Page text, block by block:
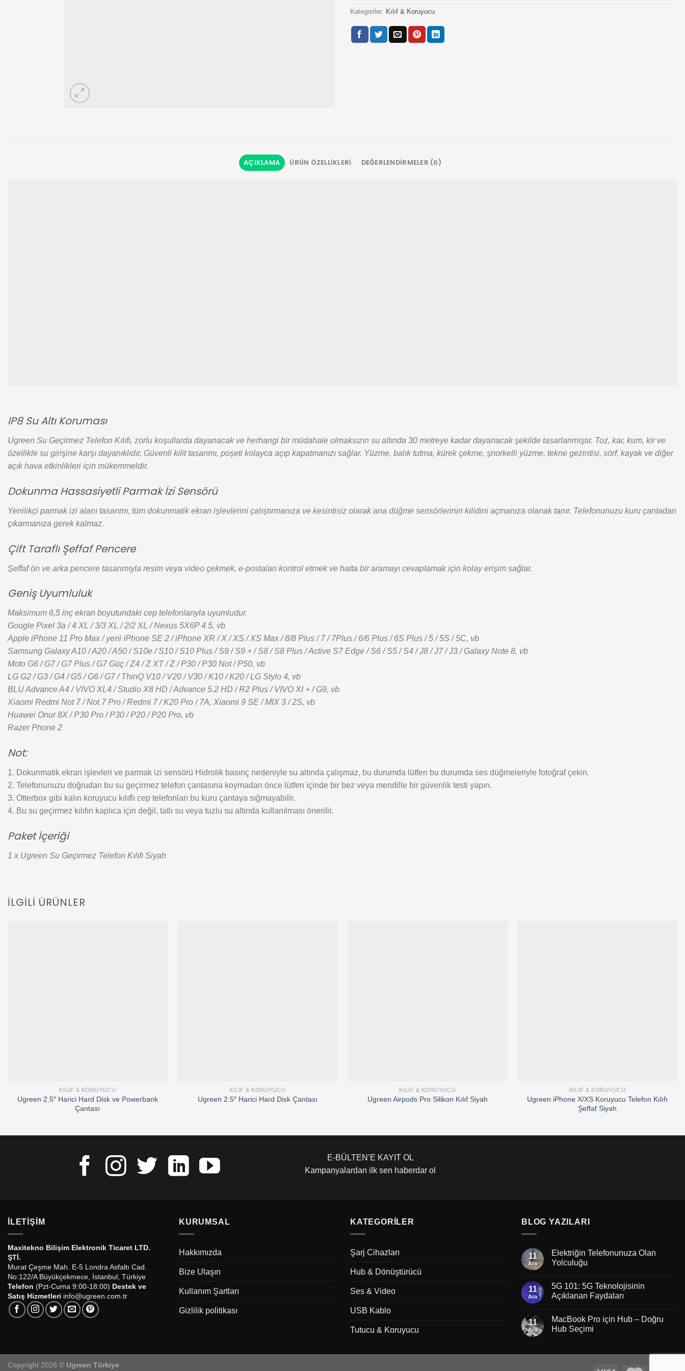
Kategoriler: Kılıf & Koruyucu
AÇIKLAMA ÜRÜN ÖZELLIKLERI DEĞERLENDIRMELER (0)
IP8 Su Altı Koruması
Ugreen Su Geçirmez Telefon Kılıfı, zorlu koşullarda dayanacak ve herhangi bir müdahale olmaksızın su altında 30 metreye kadar dayanacak şekilde tasarlanmıştır. Toz, kar, kum, kir ve
özellikle su girişine karşı dayanıklıdır. Güvenli kilit tasarımı, poşeti kolayca açıp kapatmanızı sağlar. Yüzme, balık tutma, kürek çekme, şnorkelli yüzme, tekne gezintisi, sörf, kayak ve diğer
açık hava etkinlikleri için mükemmeldir.
Dokunma Hassasiyetli Parmak İzi Sensörü
Yenilikçi parmak izi alanı tasarımı, tüm dokunmatik ekran işlevlerini çalıştırmanıza ve kesintisiz olarak ana düğme sensörlerinin kilidini açmanıza olanak tanır. Telefonunuzu kuru çantadan
çıkarmanıza gerek kalmaz.
Çift Taraflı Şeffaf Pencere
Şeffaf ön ve arka pencere tasarımıyla resim veya video çekmek, e-postaları kontrol etmek ve hatta bir aramayı cevaplamak için kolay erişim sağlar.
Geniş Uyumluluk
Maksimum 6,5 inç ekran boyutundaki cep telefonlarıyla uyumludur.
Google Pixel 3a / 4 XL / 3/3 XL / 2/2 XL / Nexus 5X6P 4 5, vb
Apple iPhone 11 Pro Max / yeni iPhone SE 2 / iPhone XR / X / XS / XS Max / 8/8 Plus / 7 / 7Plus / 6/6 Plus / 6S Plus / 5 / 5S / 5C, vb
Samsung Galaxy A10 / A20 / A50 / S10e / S10 / S10 Plus / S9 / S9 + / S8 / S8 Plus / Active S7 Edge / S6 / S5 / S4 / J8 / J7 / J3 / Galaxy Note 8, vb
Moto G6 / G7 / G7 Plus / G7 Güç / Z4 / Z XT / Z / P30 / P30 Not / P50, vb
LG G2 / G3 / G4 / G5 / G6 / G7 / ThinQ V10 / V20 / V30 / K10 / K20 / LG Stylo 4, vb
BLU Advance A4 / VIVO XL4 / Studio X8 HD / Advance 5.2 HD / R2 Plus / VIVO XI + / G9, vb
Xiaomi Redmi Not 7 / Not 7 Pro / Redmi 7 / K20 Pro / 7A, Xiaomi 9 SE / MIX 3 / 2S, vb
Huawei Onur 8X / P30 Pro / P30 / P20 / P20 Pro, vb
Razer Phone 2
Not:
1. Dokunmatik ekran işlevleri ve parmak izi sensörü Hidrolik basınç nedeniyle su altında çalışmaz, bu durumda lütfen bu durumda ses düğmeleriyle fotoğraf çekin.
2. Telefonunuzu doğrudan bu su geçirmez telefon çantasına koymadan önce lütfen içinde bir bez veya mendille bir güvenlik testi yapın.
3. Otterbox gibi kalın koruyucu kılıflı cep telefonları bu kuru çantaya sığmayabilir.
4. Bu su geçirmez kılıfın kaplıca için değil, tatlı su veya tuzlu su altında kullanılması önerilir.
Paket İçeriği
1 x Ugreen Su Geçirmez Telefon Kılıfı Siyah
İLGILI ÜRÜNLER
KILIF & KORUYUCU
Ugreen 2.5″ Harici Hard Disk ve Powerbank
Çantası
KILIF & KORUYUCU
Ugreen 2.5″ Harici Hard Disk Çantası
KILIF & KORUYUCU
Ugreen Airpods Pro Silikon Kılıf Siyah
KILIF & KORUYUCU
Ugreen iPhone X/XS Koruyucu Telefon Kılıfı
Şeffaf Siyah
E-BÜLTEN’E KAYIT OL
Kampanyalardan ilk sen haberdar ol
İLETIŞIM
Maxitekno Bilişim Elektronik Ticaret LTD.
ŞTİ.
Murat Çeşme Mah. E-5 Londra Asfaltı Cad.
No:122/A Büyükçekmece, İstanbul, Türkiye
Telefon (Pzt-Cuma 9:00-18:00) Destek ve
Satış Hizmetleri info@ugreen.com.tr
KURUMSAL
Hakkımızda
Bize Ulaşın
Kullanım Şartları
Gizlilik politikası
KATEGORILER
Şarj Cihazları
Hub & Dönüştürücü
Ses & Video
USB Kablo
Tutucu & Koruyucu
BLOG YAZILARI
11
Ara
Elektriğin Telefonunuza Olan
Yolculuğu
11
Ara
5G 101: 5G Teknolojisinin
Açıklanan Faydaları
11
Ara
MacBook Pro için Hub – Doğru
Hub Seçimi
Copyright 2026 © Ugreen Türkiye